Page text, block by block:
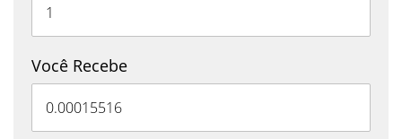
Você Recebe